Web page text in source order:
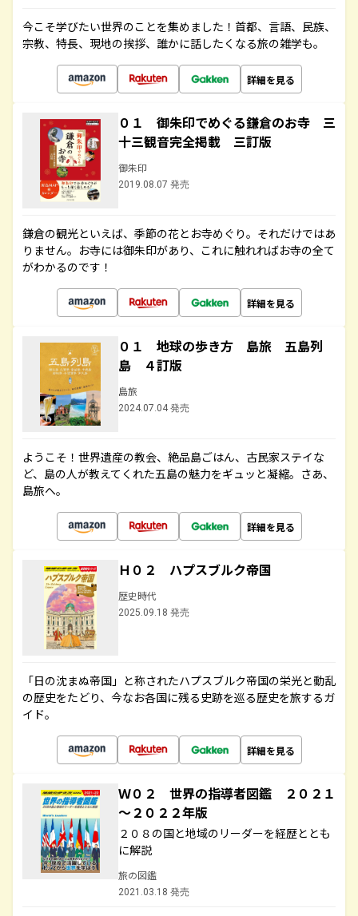
今こそ学びたい世界のことを集めました！首都、言語、民族、
宗教、特長、現地の挨拶、誰かに話したくなる旅の雑学も。
詳細を見る
０１ 御朱印でめぐる鎌倉のお寺 三
十三観音完全掲載 三訂版
御朱印
2019.08.07 発売
鎌倉の観光といえば、季節の花とお寺めぐり。それだけではあ
りません。お寺には御朱印があり、これに触れればお寺の全て
がわかるのです！
詳細を見る
０１ 地球の歩き方 島旅 五島列
島 ４訂版
島旅
2024.07.04 発売
ようこそ！世界遺産の教会、絶品島ごはん、古民家ステイな
ど、島の人が教えてくれた五島の魅力をギュッと凝縮。さあ、
島旅へ。
詳細を見る
Ｈ０２ ハプスブルク帝国
歴史時代
2025.09.18 発売
「日の沈まぬ帝国」と称されたハプスブルク帝国の栄光と動乱
の歴史をたどり、今なお各国に残る史跡を巡る歴史を旅するガ
イド。
詳細を見る
Ｗ０２ 世界の指導者図鑑 ２０２１
～２０２２年版
２０８の国と地域のリーダーを経歴ととも
に解説
旅の図鑑
2021.03.18 発売